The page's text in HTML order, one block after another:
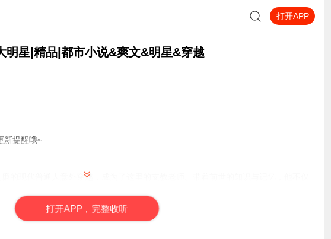
打开APP
明星|精品|都市小说&爽文&明星&穿越
新提醒哦~
的现代普通人意外穿越，成为了这里的支教老师。带着前世的知识与记忆，他不仅
生涯之际，一场误会让他被误认为是慷慨的慈善家，被迫踏上未知的旅程。面对全新
，利用前世的智慧与经验，在这个与历史相似却细节不同的世界中追求自己的理想与
打开APP，完整收听